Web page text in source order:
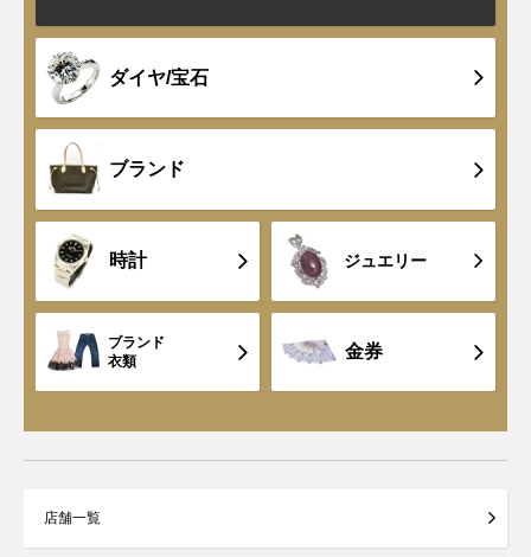
ダイヤ/宝石
ブランド
時計 ジュエリー
ブランド
衣類
金券
店舗一覧